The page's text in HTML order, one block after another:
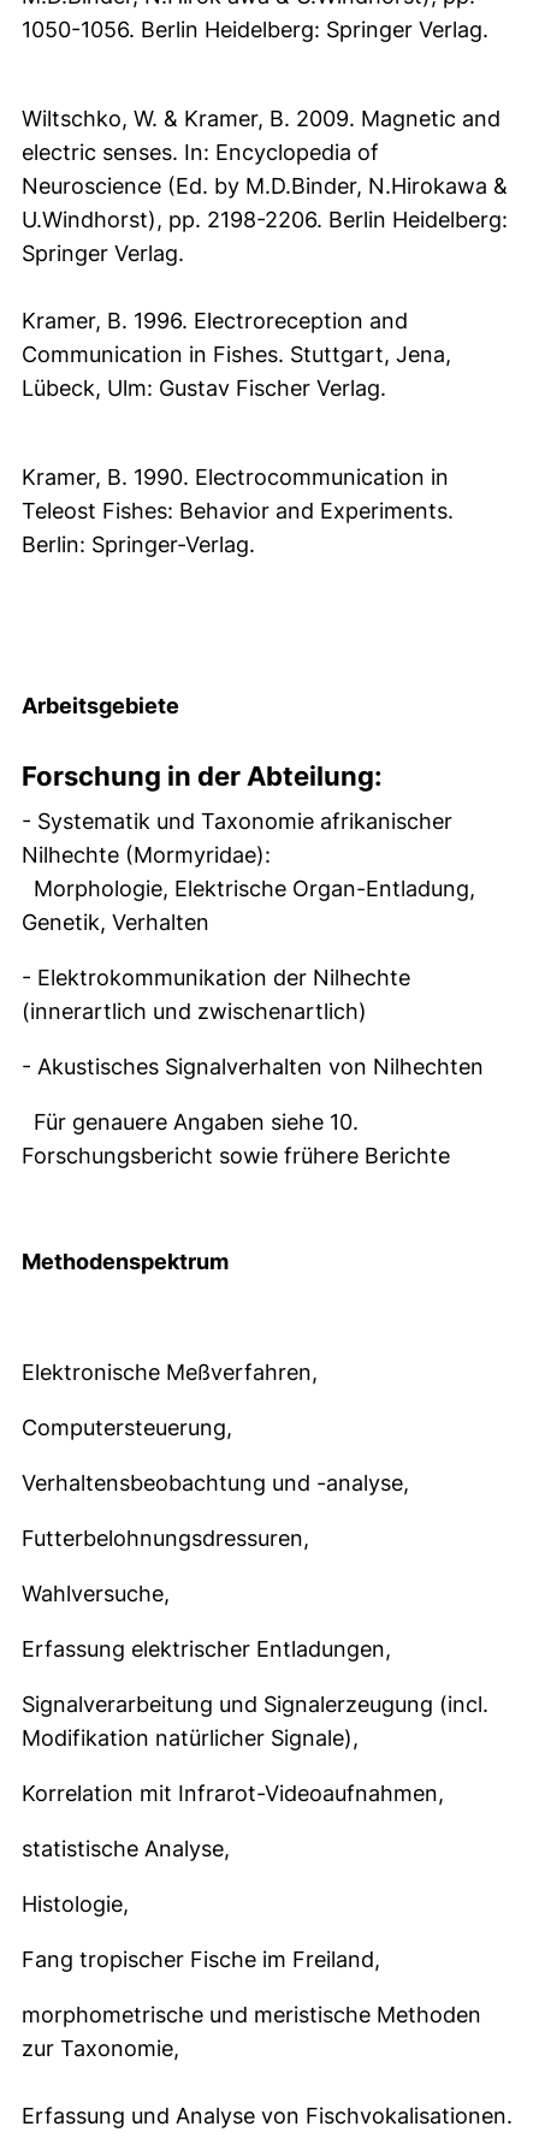
1050-1056. Berlin Heidelberg: Springer Verlag.
Wiltschko, W. & Kramer, B. 2009. Magnetic and
electric senses. In: Encyclopedia of
Neuroscience (Ed. by M.D.Binder, N.Hirokawa &
U.Windhorst), pp. 2198-2206. Berlin Heidelberg:
Springer Verlag.
Kramer, B. 1996. Electroreception and
Communication in Fishes. Stuttgart, Jena,
Lübeck, Ulm: Gustav Fischer Verlag.
Kramer, B. 1990. Electrocommunication in
Teleost Fishes: Behavior and Experiments.
Berlin: Springer-Verlag.
Arbeitsgebiete
Forschung in der Abteilung:
- Systematik und Taxonomie afrikanischer
Nilhechte (Mormyridae):
Morphologie, Elektrische Organ-Entladung,
Genetik, Verhalten
- Elektrokommunikation der Nilhechte
(innerartlich und zwischenartlich)
- Akustisches Signalverhalten von Nilhechten
Für genauere Angaben siehe 10.
Forschungsbericht sowie frühere Berichte
Methodenspektrum
Elektronische Meßverfahren,
Computersteuerung,
Verhaltensbeobachtung und -analyse,
Futterbelohnungsdressuren,
Wahlversuche,
Erfassung elektrischer Entladungen,
Signalverarbeitung und Signalerzeugung (incl.
Modifikation natürlicher Signale),
Korrelation mit Infrarot-Videoaufnahmen,
statistische Analyse,
Histologie,
Fang tropischer Fische im Freiland,
morphometrische und meristische Methoden
zur Taxonomie,
Erfassung und Analyse von Fischvokalisationen.